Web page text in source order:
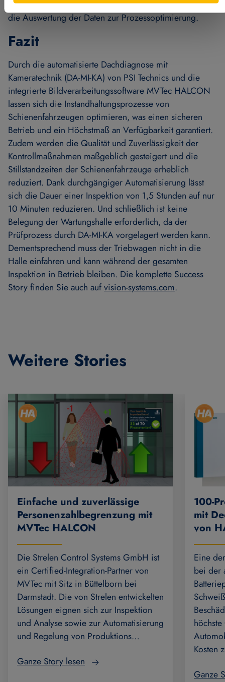
das Einlernen weiterer Triebzüge einer Baureihe sowie
die Auswertung der Daten zur Prozessoptimierung.
Fazit
Durch die automatisierte Dachdiagnose mit
Kameratechnik (DA-MI-KA) von PSI Technics und die
integrierte Bildverarbeitungssoftware MVTec HALCON
lassen sich die Instandhaltungsprozesse von
Schienenfahrzeugen optimieren, was einen sicheren
Betrieb und ein Höchstmaß an Verfügbarkeit garantiert.
Zudem werden die Qualität und Zuverlässigkeit der
Kontrollmaßnahmen maßgeblich gesteigert und die
Stillstandzeiten der Schienenfahrzeuge erheblich
reduziert. Dank durchgängiger Automatisierung lässt
sich die Dauer einer Inspektion von 1,5 Stunden auf nur
10 Minuten reduzieren. Und schließlich ist keine
Belegung der Wartungshalle erforderlich, da der
Prüfprozess durch DA-MI-KA vorgelagert werden kann.
Dementsprechend muss der Triebwagen nicht in die
Halle einfahren und kann während der gesamten
Inspektion in Betrieb bleiben. Die komplette Success
Story finden Sie auch aufvision-systems.com.
Weitere Stories
Einfache und zuverlässige
Personenzahlbegrenzung mit
MVTec HALCON
Die Strelen Control Systems GmbH ist
ein Certified-Integration-Partner von
MVTec mit Sitz in Büttelborn bei
Darmstadt. Die von Strelen entwickelten
Lösungen eignen sich zur Inspektion
und Analyse sowie zur Automatisierung
und Regelung von Produktions…
Ganze Story lesen
100-
mit
von
Eine
bei der
Kosten
Ganze